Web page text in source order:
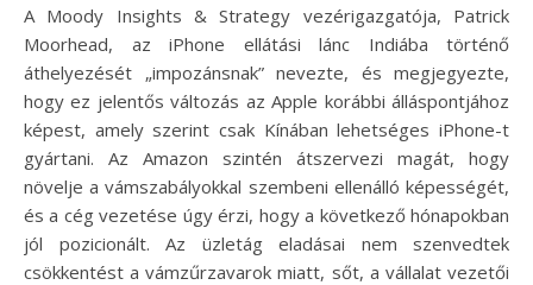
A Moody Insights & Strategy vezérigazgatója, Patrick
Moorhead, az iPhone ellátási lánc Indiába történő
áthelyezését „impozánsnak” nevezte, és megjegyezte,
hogy ez jelentős változás az Apple korábbi álláspontjához
képest, amely szerint csak Kínában lehetséges iPhone-t
gyártani. Az Amazon szintén átszervezi magát, hogy
növelje a vámszabályokkal szembeni ellenálló képességét,
és a cég vezetése úgy érzi, hogy a következő hónapokban
jól pozicionált. Az üzletág eladásai nem szenvedtek
csökkentést a vámzűrzavarok miatt, sőt, a vállalat vezetői